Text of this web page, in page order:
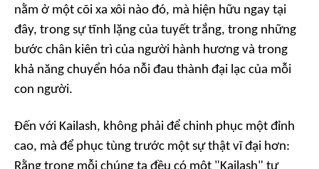
nằm ở một cõi xa xôi nào đó, mà hiện hữu ngay tại
đây, trong sự tĩnh lặng của tuyết trắng, trong những
bước chân kiên trì của người hành hương và trong
khả năng chuyển hóa nỗi đau thành đại lạc của mỗi
con người.
Đến với Kailash, không phải để chinh phục một đỉnh
cao, mà để phục tùng trước một sự thật vĩ đại hơn: